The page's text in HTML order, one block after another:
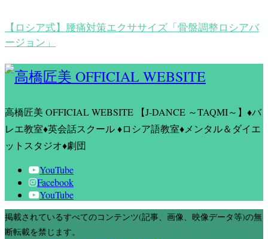
【ロシア式】腰痛対策エクササイズ「骨盤調整ロシアバ
ージョン」
高橋匠美 OFFICIAL WEBSITE 【J-DANCE ～TAQMI～】♦バ
レエ教室♦英会話スクール ♦ロシア語教室♦メンタル＆ダイエ
ットスタジオ♦劇団
YouTube
Facebook
YouTube
掲載されているすべてのコンテンツ(記事、画像、映像データ等)の無
断転載を禁じます。